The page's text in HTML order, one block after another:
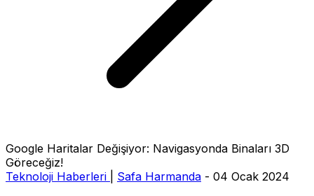
Google Haritalar Değişiyor: Navigasyonda Binaları 3D
Göreceğiz!
Teknoloji Haberleri
Safa Harmanda - 04 Ocak 2024